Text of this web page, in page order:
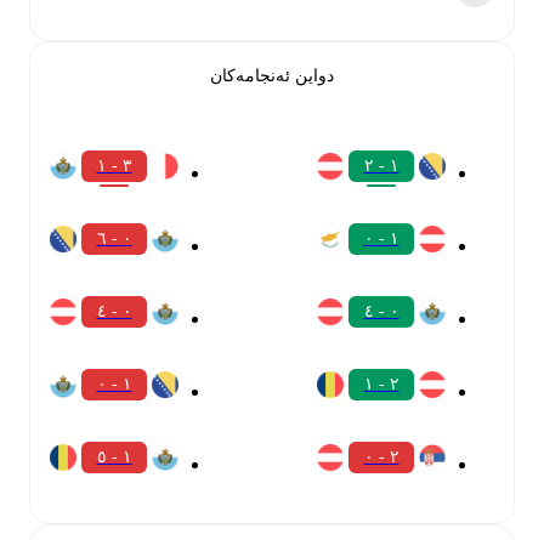
دواین ئەنجامەکان
١ - ٢
١ - ٠
٠ - ٤
٢ - ١
٢ - ٠
٠ - ٦
٠ - ٤
١ - ٠
١ - ٥